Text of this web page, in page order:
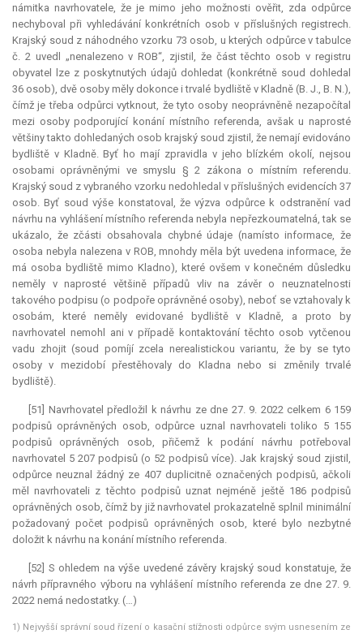
námitka navrhovatele, že je mimo jeho možnosti ověřit, zda odpůrce
nechyboval při vyhledávání konkrétních osob v příslušných registrech.
Krajský soud z náhodného vzorku 73 osob, u kterých odpůrce v tabulce
č. 2 uvedl „nenalezeno v ROB“, zjistil, že část těchto osob v registru
obyvatel lze z poskytnutých údajů dohledat (konkrétně soud dohledal
36 osob), dvě osoby měly dokonce i trvalé bydliště v Kladně (B. J., B. N.),
čímž je třeba odpůrci vytknout, že tyto osoby neoprávněně nezapočítal
mezi osoby podporující konání místního referenda, avšak u naprosté
většiny takto dohledaných osob krajský soud zjistil, že nemají evidováno
bydliště v Kladně. Byť ho mají zpravidla v jeho blízkém okolí, nejsou
osobami oprávněnými ve smyslu § 2 zákona o místním referendu.
Krajský soud z vybraného vzorku nedohledal v příslušných evidencích 37
osob. Byť soud výše konstatoval, že výzva odpůrce k odstranění vad
návrhu na vyhlášení místního referenda nebyla nepřezkoumatelná, tak se
ukázalo, že zčásti obsahovala chybné údaje (namísto informace, že
osoba nebyla nalezena v ROB, mnohdy měla být uvedena informace, že
má osoba bydliště mimo Kladno), které ovšem v konečném důsledku
neměly v naprosté většině případů vliv na závěr o neuznatelnosti
takového podpisu (o podpoře oprávněné osoby), neboť se vztahovaly k
osobám, které neměly evidované bydliště v Kladně, a proto by
navrhovatel nemohl ani v případě kontaktování těchto osob vytčenou
vadu zhojit (soud pomíjí zcela nerealistickou variantu, že by se tyto
osoby v mezidobí přestěhovaly do Kladna nebo si změnily trvalé
bydliště).
[51] Navrhovatel předložil k návrhu ze dne 27. 9. 2022 celkem 6 159
podpisů oprávněných osob, odpůrce uznal navrhovateli toliko 5 155
podpisů oprávněných osob, přičemž k podání návrhu potřeboval
navrhovatel 5 207 podpisů (o 52 podpisů více). Jak krajský soud zjistil,
odpůrce neuznal žádný ze 407 duplicitně označených podpisů, ačkoli
měl navrhovateli z těchto podpisů uznat nejméně ještě 186 podpisů
oprávněných osob, čímž by již navrhovatel prokazatelně splnil minimální
požadovaný počet podpisů oprávněných osob, které bylo nezbytné
doložit k návrhu na konání místního referenda.
[52] S ohledem na výše uvedené závěry krajský soud konstatuje, že
návrh přípravného výboru na vyhlášení místního referenda ze dne 27. 9.
2022 nemá nedostatky. (…)
1) Nejvyšší správní soud řízení o kasační stížnosti odpůrce svým usnesením ze